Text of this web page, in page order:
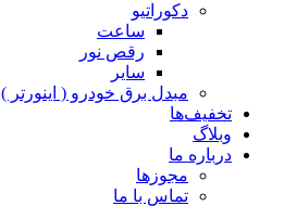
دکوراتیو
ساعت
رقص نور
سایر
مبدل برق خودرو ( اینورتر )
تخفیف‌ها
وبلاگ
درباره ما
مجوزها
تماس با ما